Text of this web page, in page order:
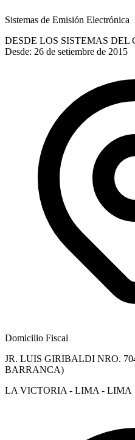
Sistemas de Emisión Electrónica
DESDE LOS SISTEMAS
Desde: 26 de setiembre de 2015
Domicilio Fiscal
JR. LUIS GIRIBALDI NRO.
BARRANCA)
LA VICTORIA - LIMA - LIMA